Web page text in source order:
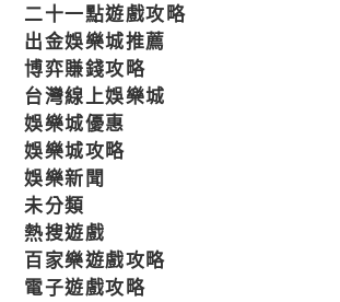
二十一點遊戲攻略
出金娛樂城推薦
博弈賺錢攻略
台灣線上娛樂城
娛樂城優惠
娛樂城攻略
娛樂新聞
未分類
熱搜遊戲
百家樂遊戲攻略
電子遊戲攻略